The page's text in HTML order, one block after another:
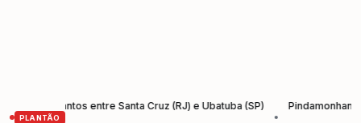
PLANTÃO
Santos entre Santa Cruz (RJ) e Ubatuba (SP)
Pindamonhangaba